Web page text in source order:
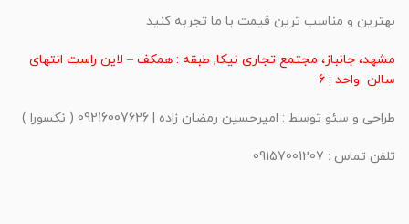
بهترین و مناسب ترین قیمت با ما تجربه کنید
مشهد، جانباز، مجتمع تجاری نیکا, طبقه : همکف – لاین راست انتهای
سالن واحد : 6
طراحی و سئو توسط : امیرحسین رمضان زاده | 09216007626 ( نکسورا )
تلفن تماس : 09157001207